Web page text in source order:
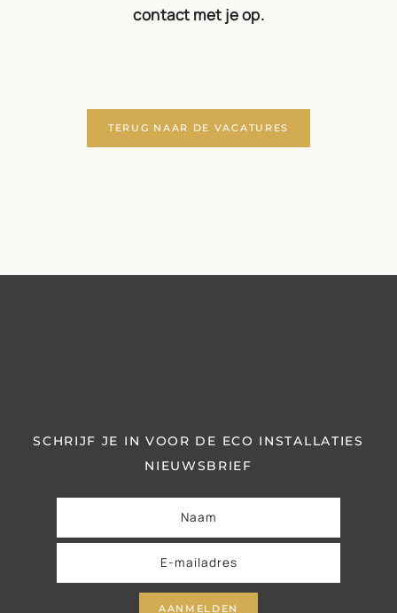
contact met je op.
TERUG NAAR DE VACATURES
SCHRIJF JE IN VOOR DE ECO INSTALLATIES
NIEUWSBRIEF